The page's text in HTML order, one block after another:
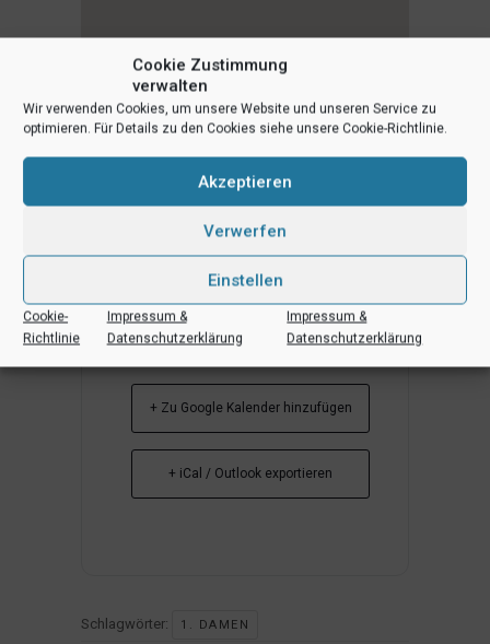
Cookie Zustimmung
verwalten
Wir verwenden Cookies, um unsere Website und unseren Service zu
optimieren. Für Details zu den Cookies siehe unsere Cookie-Richtlinie.
Akzeptieren
Verwerfen
Einstellen
Cookie-
Richtlinie
Impressum &
Datenschutzerklärung
Impressum &
Datenschutzerklärung
+ Zu Google Kalender hinzufügen
+ iCal / Outlook exportieren
Schlagwörter: 1. DAMEN